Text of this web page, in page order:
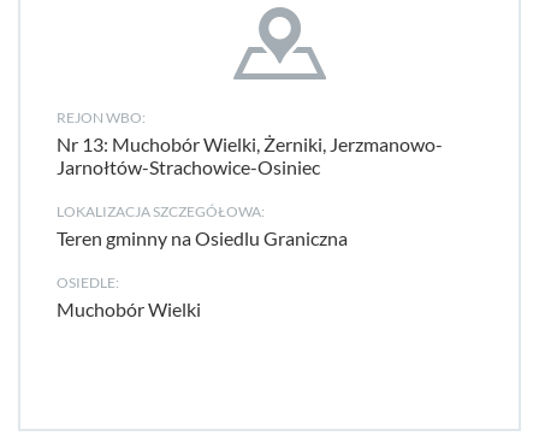
REJON WBO:
Nr 13: Muchobór Wielki, Żerniki, Jerzmanowo-
Jarnołtów-Strachowice-Osiniec
LOKALIZACJA SZCZEGÓŁOWA:
Teren gminny na Osiedlu Graniczna
OSIEDLE:
Muchobór Wielki